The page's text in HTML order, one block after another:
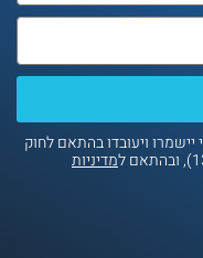
ויעובדו בהתאם לחוק
מדיניות